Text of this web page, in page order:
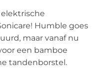
Humble goes
maar vanaf nu
een bamboe
tandenborstel.